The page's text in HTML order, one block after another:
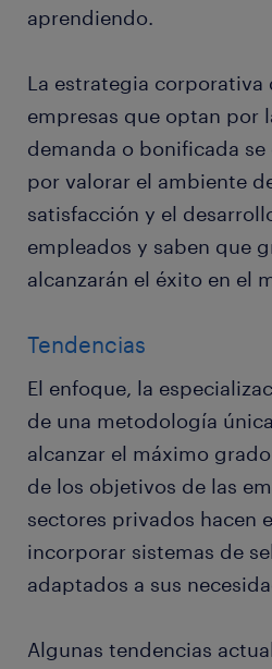
aprendiendo.
La estrategia corporativa
empresas que optan por
demanda o bonificada se
por valorar el ambiente
satisfacción y el
empleados y saben que
alcanzarán el éxito en el
Tendencias
El enfoque, la
de una metodología
alcanzar el máximo
de los objetivos de las
sectores privados hacen
incorporar sistemas de
adaptados a sus
Algunas tendencias